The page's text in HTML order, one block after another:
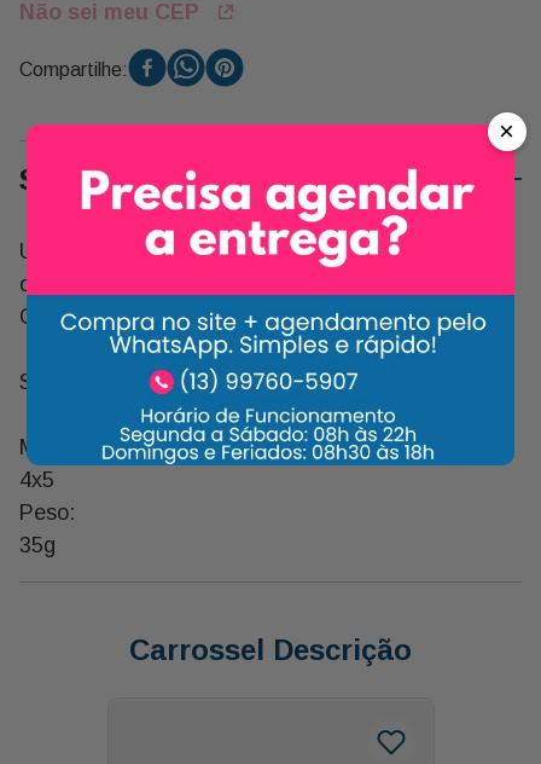
Não sei meu CEP
Compartilhe:
Sobre o Produto
Um Complemento Super Delicioso e Especial para
o Presente Daquela Pessoa Que Você Tanto
Gosta.
Sabor: Cereja
Medidas:
4x5
Peso:
35g
Carrossel Descrição
×